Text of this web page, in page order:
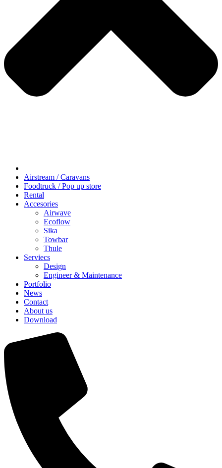
Airstream / Caravans
Foodtruck / Pop up store
Rental
Accesories
Airwave
Ecoflow
Sika
Towbar
Thule
Serviecs
Design
Engineer & Maintenance
Portfolio
News
Contact
About us
Download